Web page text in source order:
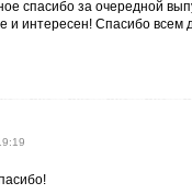
спасибо за очередной
и интересен! Спасибо всем